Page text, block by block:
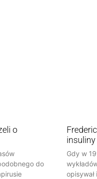
o
do
insuliny
Gdy w